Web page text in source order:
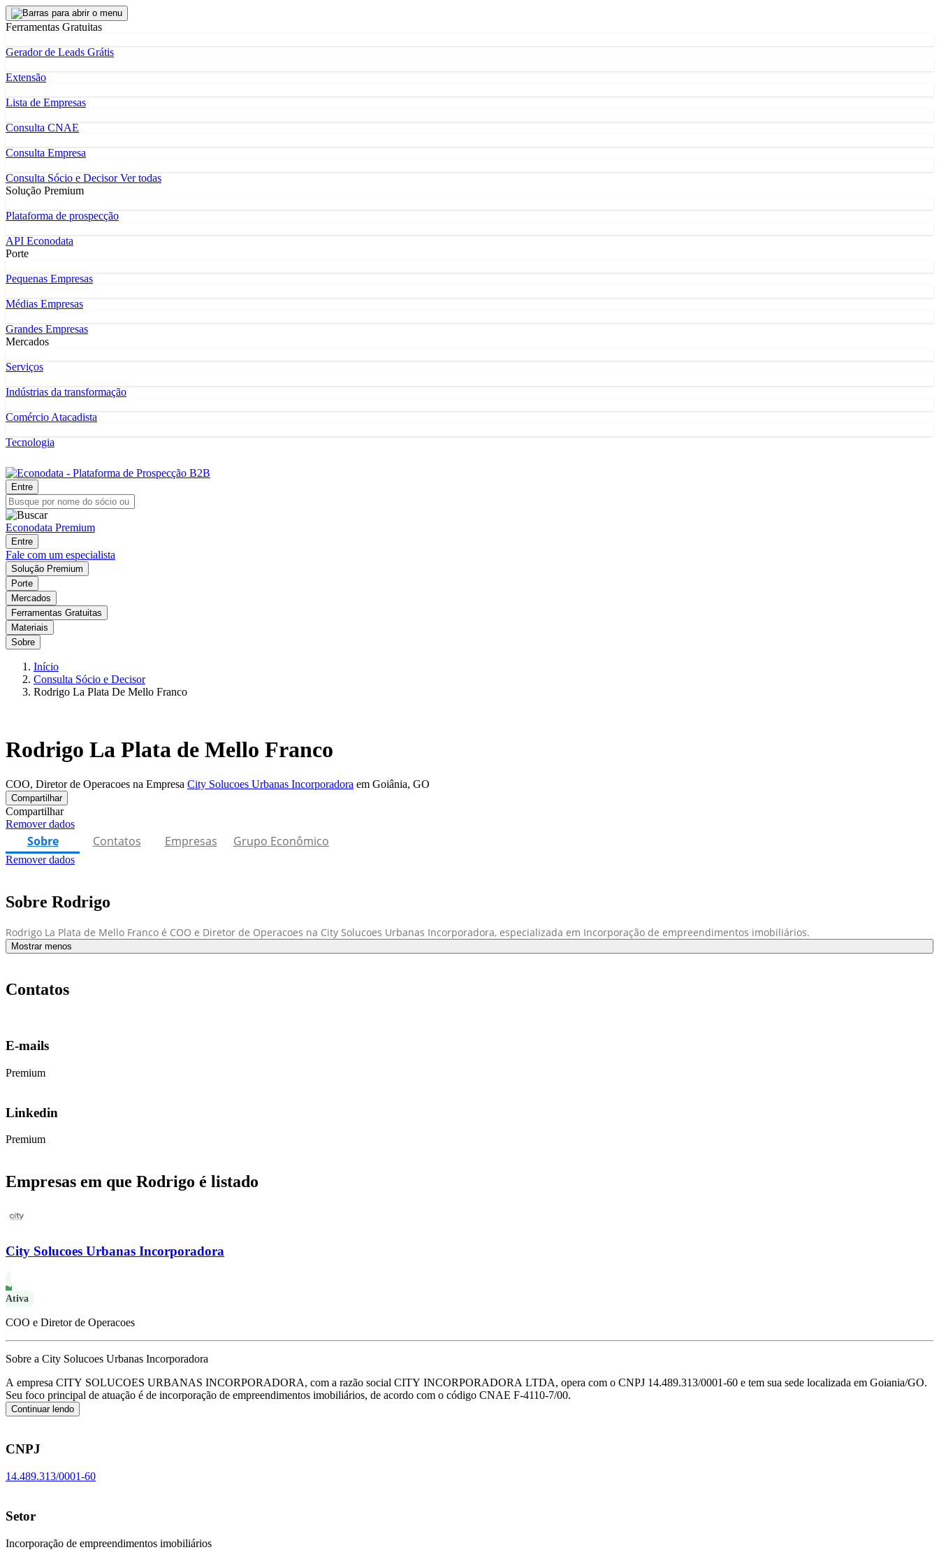
Ferramentas Gratuitas
Gerador de Leads Grátis
Extensão
Lista de Empresas
Consulta CNAE
Consulta Empresa
Consulta Sócio e DecisorVer todas
Solução Premium
Plataforma de prospecção
API Econodata
Porte
Pequenas Empresas
Médias Empresas
Grandes Empresas
Mercados
Serviços
Indústrias da transformação
Comércio Atacadista
Tecnologia
Entre
Econodata Premium
Entre
Fale com um especialista
Solução Premium
Porte
Mercados
Ferramentas Gratuitas
Materiais
Sobre
Início
Consulta Sócio e Decisor
Rodrigo La Plata De Mello Franco
Rodrigo La Plata de Mello Franco
COO, Diretor de Operacoes na Empresa City Solucoes Urbanas Incorporadora em Goiânia, GO
Compartilhar
Compartilhar
Remover dados
Sobre Contatos Empresas Grupo Econômico
Remover dados
Sobre Rodrigo
Rodrigo La Plata de Mello Franco é COO e Diretor de Operacoes na City Solucoes Urbanas Incorporadora, especializada em Incorporação de empreendimentos imobiliários.
Mostrar menos
Contatos
E-mails
Premium
Linkedin
Premium
Empresas em que Rodrigo é listado
City Solucoes Urbanas Incorporadora
Ativa
COO e Diretor de Operacoes
Sobre a City Solucoes Urbanas Incorporadora
A empresa CITY SOLUCOES URBANAS INCORPORADORA, com a razão social CITY INCORPORADORA LTDA, opera com o CNPJ 14.489.313/0001-60 e tem sua sede localizada em Goiania/GO.
Seu foco principal de atuação é de incorporação de empreendimentos imobiliários, de acordo com o código CNAE F-4110-7/00.
Continuar lendo
CNPJ
14.489.313/0001-60
Setor
Incorporação de empreendimentos imobiliários